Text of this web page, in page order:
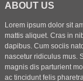
ABOUT US
Lorem ipsum dolor sit
mattis aliquet. Cras in
dapibus. Cum sociis
nascetur ridiculus mus.
magnis dis parturient
ac tincidunt felis